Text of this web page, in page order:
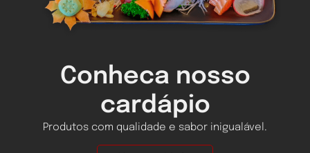
Conheca nosso
cardápio
Produtos com qualidade e sabor inigualável.